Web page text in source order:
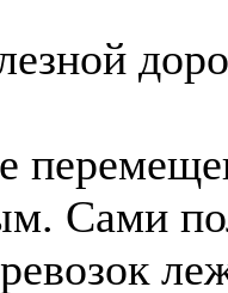
Сами